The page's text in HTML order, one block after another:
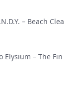
– Beach Clea
Elysium – The Fin